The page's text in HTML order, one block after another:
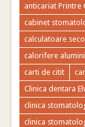
anticariat Printre
cabinet
calculatoare
calorifere
carti de citit
Clinica dentara
clinica
clinica